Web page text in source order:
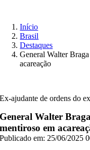
Início
Brasil
Destaques
General Walter
acareação
Ex-ajudante de ordens do
General Walter
mentiroso em
Publicado em: 25/06/2025